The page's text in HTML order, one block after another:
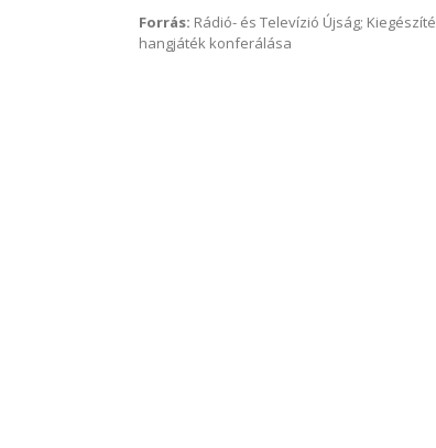
Forrás: Rádió- és Televízió Újság;
hangjáték konferálása